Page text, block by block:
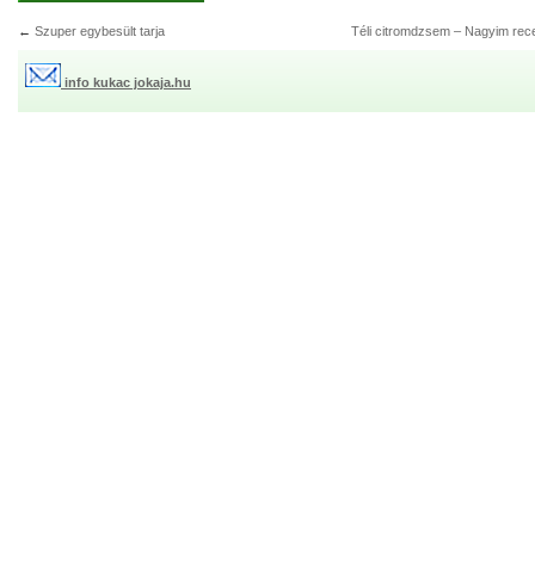
← Szuper egybesült tarja Téli citromdzsem – Nagyim
info kukac jokaja.hu